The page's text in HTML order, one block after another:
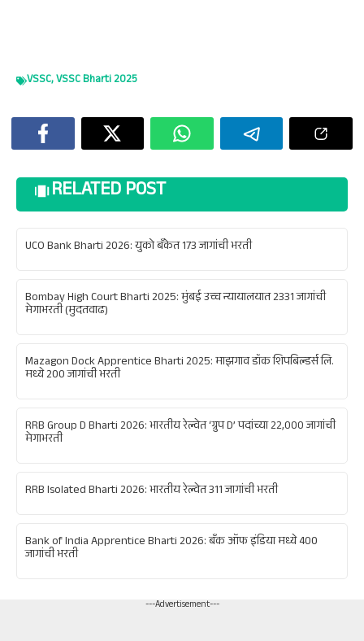
VSSC,VSSC Bharti 2025
RELATED POST
UCO Bank Bharti 2026: युको बँकेत 173 जागांची भरती
Bombay High Court Bharti 2025: मुंबई उच्च न्यायालयात 2331 जागांची
मेगाभरती (मुदतवाढ)
Mazagon Dock Apprentice Bharti 2025: माझगाव डॉक शिपबिल्डर्स लि.
मध्ये 200 जागांची भरती
RRB Group D Bharti 2026: भारतीय रेल्वेत ‘ग्रुप D’ पदांच्या 22,000 जागांची
मेगाभरती
RRB Isolated Bharti 2026: भारतीय रेल्वेत 311 जागांची भरती
Bank of India Apprentice Bharti 2026: बँक ऑफ इंडिया मध्ये 400
जागांची भरती
---Advertisement---